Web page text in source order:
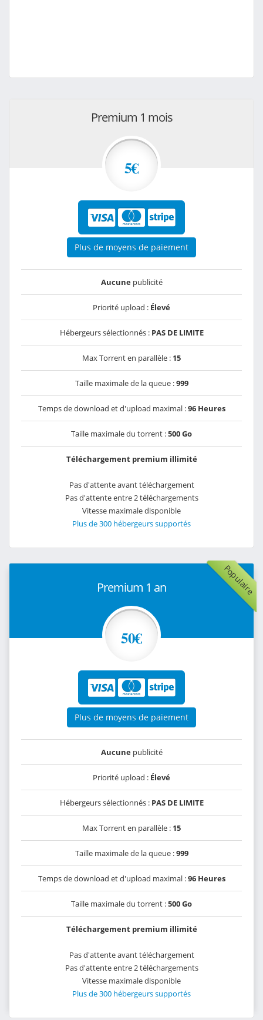
Premium 1 mois
5€
Plus de moyens de paiement
Aucunepublicité
Priorité upload : Élevé
Hébergeurs sélectionnés : PAS DE LIMITE
Max Torrent en parallèle : 15
Taille maximale de la queue :999
Temps de download et d'upload maximal :96 Heures
Taille maximale du torrent :500 Go
Téléchargement premium illimité
Pas d'attente avant téléchargement
Pas d'attente entre 2 téléchargements
Vitesse maximale disponible
Plus de 300 hébergeurs supportés
Populaire
Premium 1 an
50€
Plus de moyens de paiement
Aucunepublicité
Priorité upload : Élevé
Hébergeurs sélectionnés : PAS DE LIMITE
Max Torrent en parallèle : 15
Taille maximale de la queue :999
Temps de download et d'upload maximal :96 Heures
Taille maximale du torrent :500 Go
Téléchargement premium illimité
Pas d'attente avant téléchargement
Pas d'attente entre 2 téléchargements
Vitesse maximale disponible
Plus de 300 hébergeurs supportés